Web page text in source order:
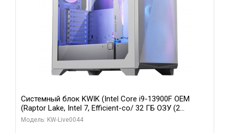
Системный блок KWIK (Intel Core i9-13900F OEM
(Raptor Lake, Intel 7, Efficient-co/ 32 ГБ ОЗУ (2
модуля)/ Gigabyte RTX5070Ti AERO OC 16GB GDDR7
Модель: KW-Live0044